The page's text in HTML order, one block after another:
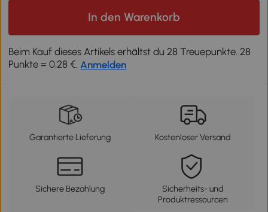
In den Warenkorb
Beim Kauf dieses Artikels erhältst du 28 Treuepunkte. 28
Punkte = 0,28 €. Anmelden
Garantierte Lieferung Kostenloser Versand
Sichere Bezahlung
Sicherheits- und
Produktressourcen